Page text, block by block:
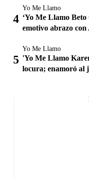
Yo Me Llamo
‘Yo Me Llamo
emotivo abrazo
Yo Me Llamo
'Yo Me Llamo
locura; enamoró al